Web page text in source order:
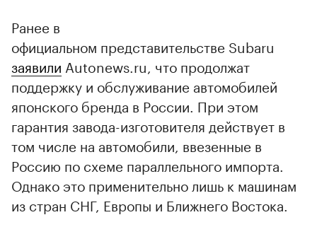
Ранее в
официальном представительстве Subaru
заявили Autonews.ru, что продолжат
поддержку и обслуживание автомобилей
японского бренда в России. При этом
гарантия завода-изготовителя действует в
том числе на автомобили, ввезенные в
Россию по схеме параллельного импорта.
Однако это применительно лишь к машинам
из стран СНГ, Европы и Ближнего Востока.